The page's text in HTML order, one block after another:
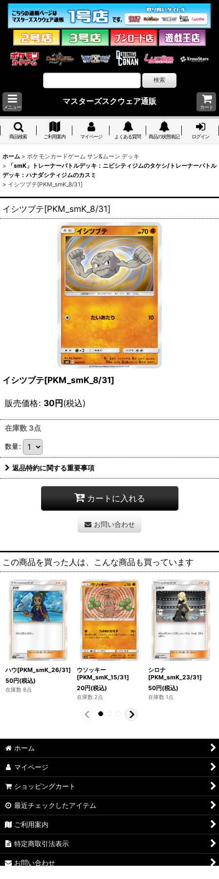
メニュー
マスターズスクウェア通販
カート
商品検索 ご利用案内 マイページ よくある質問 商品の状態表記 ログイン
ホーム > ポケモンカードゲーム サン&ムーン デッキ
>
「smK」トレーナーバトルデッキ：ニビシティジムのタケシ/トレーナーバトル
デッキ：ハナダシティジムのカスミ
> イシツブテ[PKM_smK_8/31]
イシツブテ[PKM_smK_8/31]
イシツブテ[PKM_smK_8/31]
販売価格: 30円(税込)
在庫数 3点
数量:
返品特約に関する重要事項
カートに入れる
お問い合わせ
この商品を買った人は、こんな商品も買っています
ハウ[PKM_smK_26/31]
50円(税込)
在庫数 8点
ウソッキー
[PKM_smK_15/31]
20円(税込)
在庫数 2点
シロナ
[PKM_smK_23/31]
50円(税込)
在庫数 1点
ホーム
マイページ
ショッピングカート
最近チェックしたアイテム
ご利用案内
特定商取引法表示
お問い合わせ